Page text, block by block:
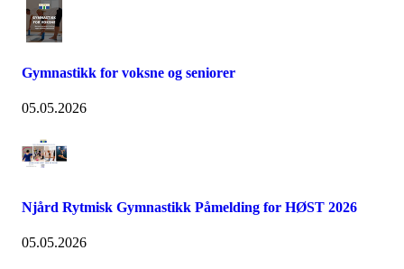
Gymnastikk for voksne og seniorer
05.05.2026
Njård Rytmisk Gymnastikk Påmelding for HØST 2026
05.05.2026